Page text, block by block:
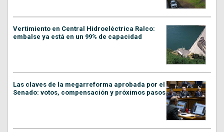
Vertimiento en Central Hidroeléctrica Ralco:
embalse ya está en un 99% de capacidad
Las claves de la megarreforma aprobada por el
Senado: votos, compensación y próximos pasos